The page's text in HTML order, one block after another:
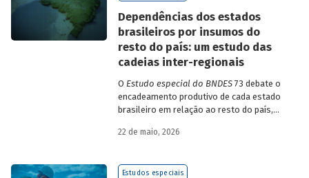
Dependências dos estados
brasileiros por insumos do
resto do país: um estudo das
cadeias inter-regionais
O Estudo especial do BNDES73 debate o
encadeamento produtivo de cada estado
brasileiro em relação ao resto do país,
quanto o estímulo a um estado ou setor
metodologia de construção de matrizes
22 de maio, 2026
Estudos especiais